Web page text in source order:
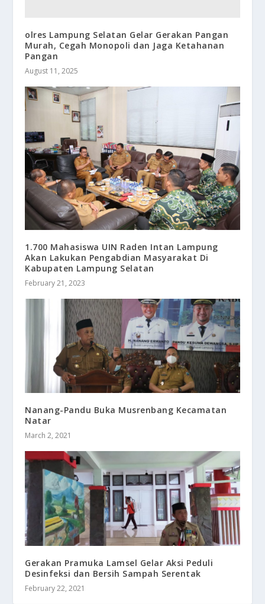
olres Lampung Selatan Gelar Gerakan Pangan
Murah, Cegah Monopoli dan Jaga Ketahanan
Pangan
August 11, 2025
1.700 Mahasiswa UIN Raden Intan Lampung
Akan Lakukan Pengabdian Masyarakat Di
Kabupaten Lampung Selatan
February 21, 2023
Nanang-Pandu Buka Musrenbang Kecamatan
Natar
March 2, 2021
Gerakan Pramuka Lamsel Gelar Aksi Peduli
Desinfeksi dan Bersih Sampah Serentak
February 22, 2021